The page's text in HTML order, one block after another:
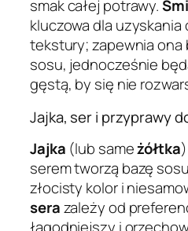
smak całej potrawy.
kluczowa dla
tekstury; zapewnia ona
sosu, jednocześnie
gęstą, by się nie
Jajka, ser i przyprawy
Jajka (lub sameżółtka
serem tworzą bazę
złocisty kolor i
serazależy od